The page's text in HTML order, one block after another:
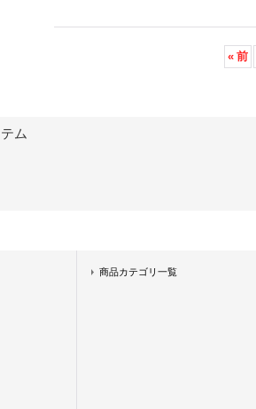
« 前
ム
商品カテゴリ一覧